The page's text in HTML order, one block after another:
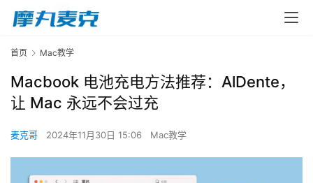
首页 Mac教学
Macbook 电池充电方法推荐：AlDente，
让 Mac 永远不会过充
麦克哥 2024年11月30日 15:06 Mac教学